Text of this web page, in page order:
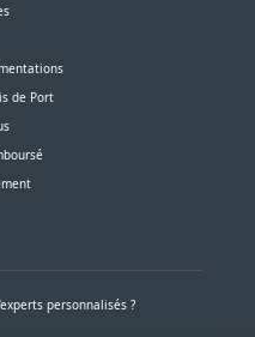
de Port
personnalisés ?